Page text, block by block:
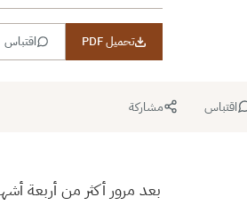
تحميل PDF اقتباس
اقتباس مشاركة
بعد مرور أكثر من أربعة